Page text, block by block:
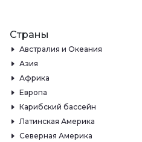
Страны
Австралия и Океания
Азия
Африка
Европа
Карибский бассейн
Латинская Америка
Северная Америка